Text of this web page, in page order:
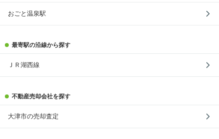
おごと温泉駅
最寄駅の沿線から探す
ＪＲ湖西線
不動産売却会社を探す
大津市の売却査定